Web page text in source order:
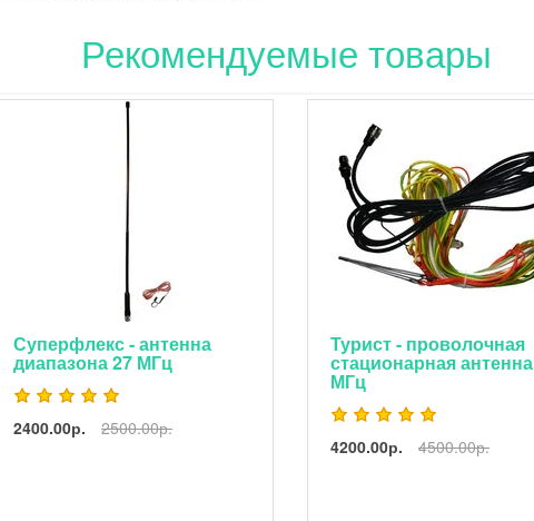
Рекомендуемые товары
Суперфлекс - антенна
диапазона 27 МГц
2400.00р. 2500.00р.
Турист - проволочная
стационарная антенна 27
МГц
4200.00р. 4500.00р.